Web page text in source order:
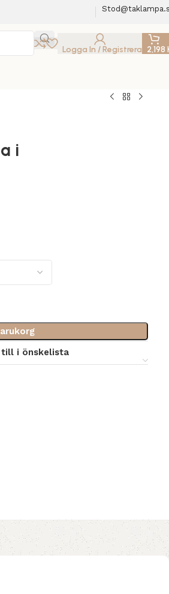
Logga In / Registrera 2,198
i
till i önskelista